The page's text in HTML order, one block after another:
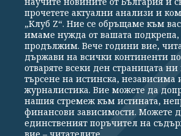
Общи условия
Политика за
Реклама
Партньори
Екип
Подкрепете
Издател на www.clubz.bg е „Клуб Зебра
прочетете актуални анализи и
„Клуб Z“. Ние се обръщаме към
имаме нужда от вашата подкрепа,
продължим. Вече години вие,
държави на всички континенти по
отваряте всеки ден страницата
търсене на истинска, независима
журналистика. Вие можете да
нашия стремеж към истината,
финансови зависимости. Можете
единственият поръчител на